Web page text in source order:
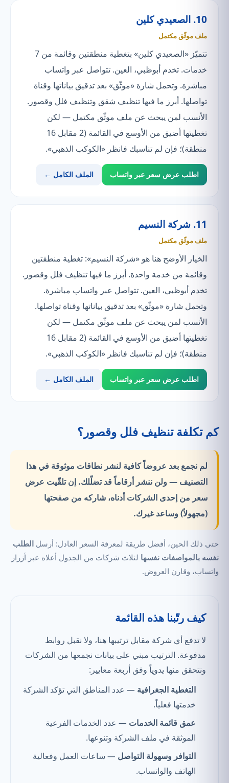
10. الصعيدي كلين
ملف موثّق مكتمل
تتميّز «الصعيدي كلين» بتغطية منطقتين وقائمة من 7
خدمات. تخدم أبوظبي، العين. تتواصل عبر واتساب
مباشرة. وتحمل شارة «موثّق» بعد تدقيق بياناتها وقناة
تواصلها. أبرز ما فيها تنظيف شقق وتنظيف فلل وقصور.
الأنسب لمن يبحث عن ملف موثّق مكتمل — لكن
تغطيتها أضيق من الأوسع في القائمة (2 مقابل 16
منطقة)؛ فإن لم تناسبك فانظر «الكوكب الذهبي».
اطلب عرض سعر عبر واتساب الملف الكامل ←
11. شركة النسيم
ملف موثّق مكتمل
الخيار الأوضح هنا هو «شركة النسيم»: تغطية منطقتين
وقائمة من خدمة واحدة. أبرز ما فيها تنظيف فلل وقصور.
تخدم أبوظبي، العين. تتواصل عبر واتساب مباشرة.
وتحمل شارة «موثّق» بعد تدقيق بياناتها وقناة تواصلها.
الأنسب لمن يبحث عن ملف موثّق مكتمل — لكن
تغطيتها أضيق من الأوسع في القائمة (2 مقابل 16
منطقة)؛ فإن لم تناسبك فانظر «الكوكب الذهبي».
اطلب عرض سعر عبر واتساب الملف الكامل ←
كم تكلفة تنظيف فلل وقصور؟
لم نجمع بعد عروضاً كافية لنشر نطاقات موثوقة في هذا
التصنيف —ولن ننشر أرقاماً قد تضلّلك. إن تلقّيت عرض
سعر من إحدى الشركات أدناه، شاركه من صفحتها
(مجهولاً) وساعد غيرك.
حتى ذلك الحين، أفضل طريقة لمعرفة السعر العادل: أرسل الطلب
نفسه بالمواصفات نفسها لثلاث شركات من الجدول أعلاه عبر أزرار
واتساب، وقارن العروض.
كيف رتّبنا هذه القائمة
لا تدفع أي شركة مقابل ترتيبها هنا، ولا نقبل روابط
مدفوعة. الترتيب مبني على بيانات نجمعها من الشركات
ونتحقق منها يدوياً وفق أربعة معايير:
التغطية الجغرافية — عدد المناطق التي تؤكد الشركة
خدمتها فعلياً.
عمق قائمة الخدمات — عدد الخدمات الفرعية
الموثقة في ملف الشركة وتنوعها.
التوافر وسهولة التواصل — ساعات العمل وفعالية
الهاتف والواتساب.